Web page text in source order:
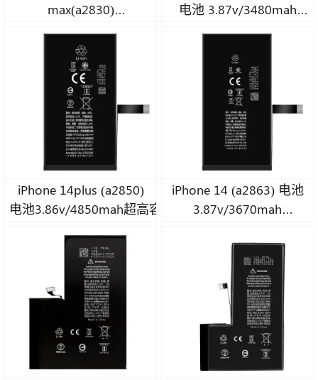
max(a2830)
A级钴电池芯
电池 3.87v/3480mah
iPhone 14plus (a2850)
电池3.86v/4850mah超高容量A级钴电池
iPhone 14 (a2863) 电池
3.87v/3670mah